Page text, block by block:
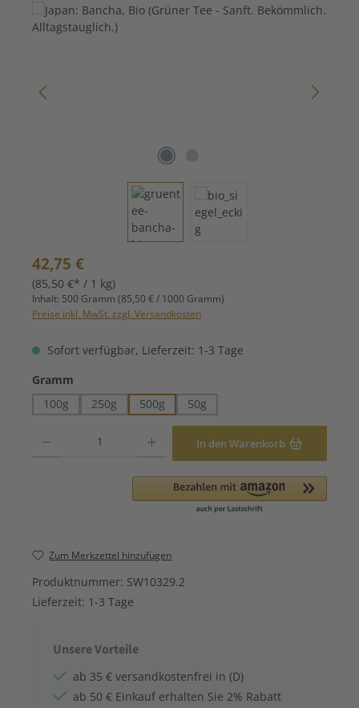
Bildergalerie überspringen
Regulärer Preis:
42,75 €
(85,50 €* / 1 kg)
Inhalt: 500 Gramm (85,50 € / 1000 Gramm)
Preise inkl. MwSt. zzgl. Versandkosten
Sofort verfügbar, Lieferzeit: 1-3 Tage
Gramm
100g
250g 500g 50g
In den Warenkorb
Zum Merkzettel hinzufügen
Produktnummer: SW10329.2
Lieferzeit: 1-3 Tage
Unsere Vorteile
ab 35 € versandkostenfrei in (D)
ab 50 € Einkauf erhalten Sie 2% Rabatt